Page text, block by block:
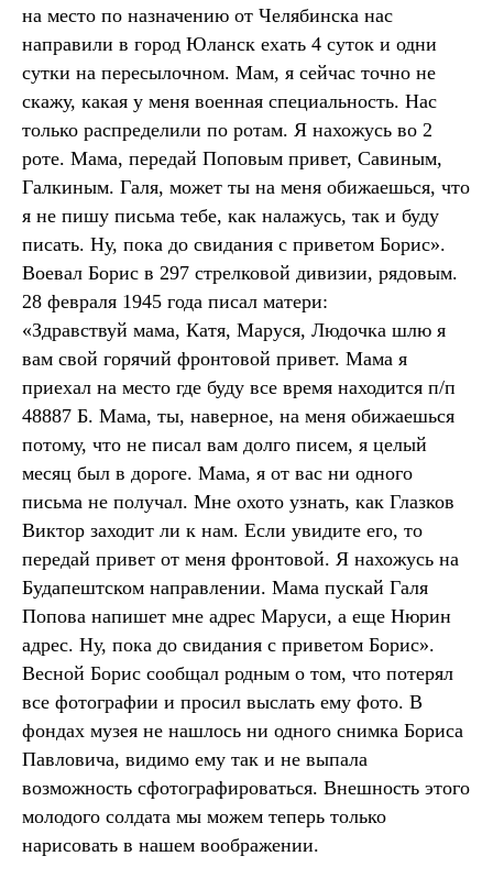
на место по назначению от Челябинска нас
направили в город Юланск ехать 4 суток и одни
сутки на пересылочном. Мам, я сейчас точно не
скажу, какая у меня военная специальность. Нас
только распределили по ротам. Я нахожусь во 2
роте. Мама, передай Поповым привет, Савиным,
Галкиным. Галя, может ты на меня обижаешься, что
я не пишу письма тебе, как налажусь, так и буду
писать. Ну, пока до свидания с приветом Борис».
Воевал Борис в 297 стрелковой дивизии, рядовым.
28 февраля 1945 года писал матери:
«Здравствуй мама, Катя, Маруся, Людочка шлю я
вам свой горячий фронтовой привет. Мама я
приехал на место где буду все время находится п/п
48887 Б. Мама, ты, наверное, на меня обижаешься
потому, что не писал вам долго писем, я целый
месяц был в дороге. Мама, я от вас ни одного
письма не получал. Мне охото узнать, как Глазков
Виктор заходит ли к нам. Если увидите его, то
передай привет от меня фронтовой. Я нахожусь на
Будапештском направлении. Мама пускай Галя
Попова напишет мне адрес Маруси, а еще Нюрин
адрес. Ну, пока до свидания с приветом Борис».
Весной Борис сообщал родным о том, что потерял
все фотографии и просил выслать ему фото. В
фондах музея не нашлось ни одного снимка Бориса
Павловича, видимо ему так и не выпала
возможность сфотографироваться. Внешность этого
молодого солдата мы можем теперь только
нарисовать в нашем воображении.